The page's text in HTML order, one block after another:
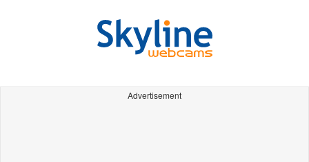
Advertisement